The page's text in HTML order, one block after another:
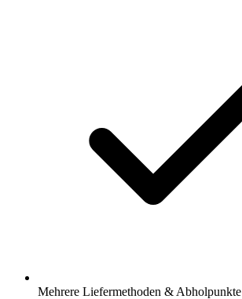
Mehrere Liefermethoden & Abholpunkte